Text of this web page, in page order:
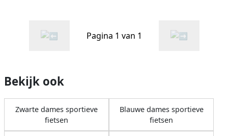
Groen 56
Pagina 1 van 1
Bekijk ook
Zwarte dames sportieve
fietsen
Blauwe dames sportieve
fietsen